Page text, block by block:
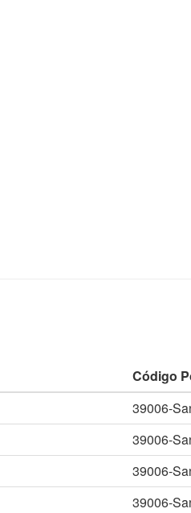
Código
39006-
39006-
39006-
39006-